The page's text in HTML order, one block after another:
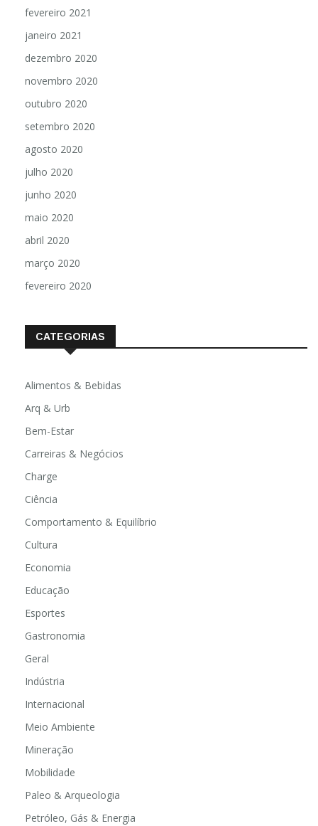
fevereiro 2021
janeiro 2021
dezembro 2020
novembro 2020
outubro 2020
setembro 2020
agosto 2020
julho 2020
junho 2020
maio 2020
abril 2020
março 2020
fevereiro 2020
CATEGORIAS
Alimentos & Bebidas
Arq & Urb
Bem-Estar
Carreiras & Negócios
Charge
Ciência
Comportamento & Equilíbrio
Cultura
Economia
Educação
Esportes
Gastronomia
Geral
Indústria
Internacional
Meio Ambiente
Mineração
Mobilidade
Paleo & Arqueologia
Petróleo, Gás & Energia